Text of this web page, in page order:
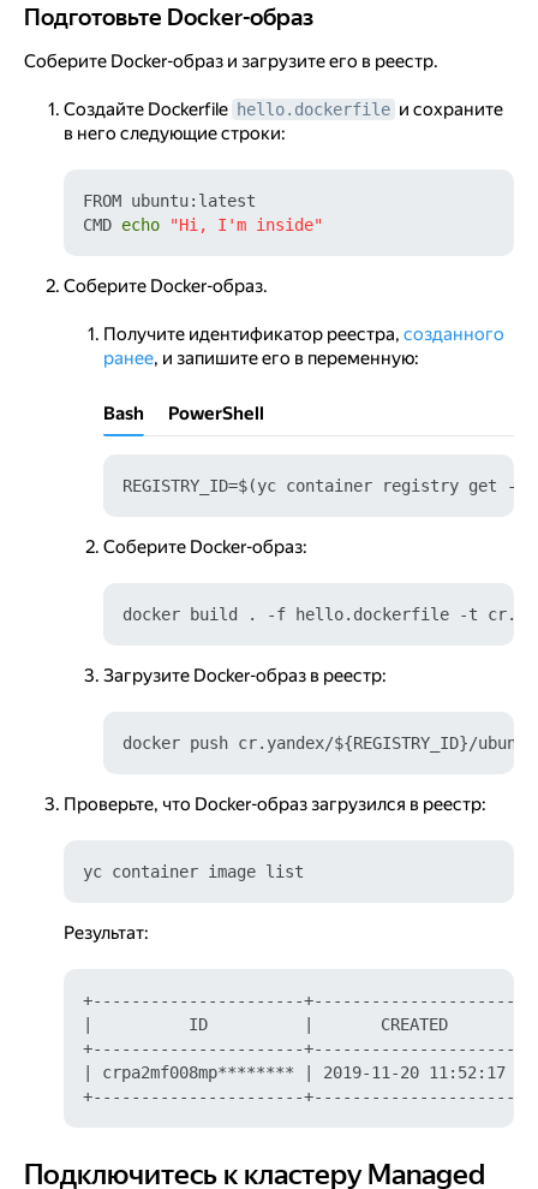
Подготовьте Docker-образ
Подготовьте Docker-образ
Соберите Docker-образ и загрузите его в реестр.
Создайте Dockerfile hello.dockerfile и сохраните
в него следующие строки:
FROM ubuntu:latest
CMD echo "Hi, I'm inside"
Соберите Docker-образ.
Получите идентификатор реестра, созданного
ранее, и запишите его в переменную:
Bash PowerShell
REGISTRY_ID=$(yc container registry get
Соберите Docker-образ:
Загрузите Docker-образ в реестр:
Проверьте, что Docker-образ загрузился в реестр:
Результат:
+----------------------+---------------------
|          ID          |       CREATED       |
+----------------------+---------------------
| crpa2mf008mp******** | 2019-11-20
Подключитесь к кластеру Managed Service for
Подключитесь к кластеру Managed